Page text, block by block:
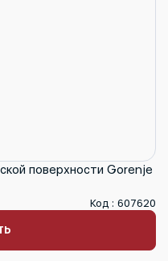
поверхности Gorenje
Код : 607620